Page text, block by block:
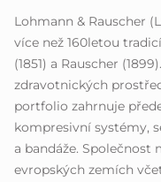
Lohmann & Rauscher
více než 160letou
(1851) a Rauscher
zdravotnických
portfolio zahrnuje
kompresivní systémy,
a bandáže. Společnost
evropských zemích